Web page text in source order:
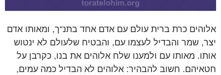
אלוהים כרת ברית עולם עם אדם אחד בתנ“ך, ומאותו אדם
יצר, שמר והבדיל לעצמו עם, והבטיח שלעולם לא ינטוש
אותו. מאותו עם ולמענו שלח אלוהים את בנו, כקרבן על
חטאיהם. חשוב להבהיר: אלוהים לא הבדיל כמה עמים,